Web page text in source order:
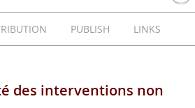
PUBLISH
LINKS
des interventions non